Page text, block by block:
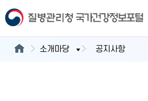
소개마당 공지사항